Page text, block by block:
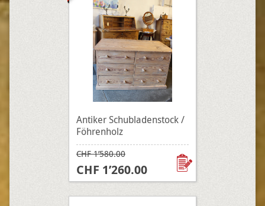
Antiker Schubladenstock /
Föhrenholz
CHF 1’580.00
CHF 1’260.00